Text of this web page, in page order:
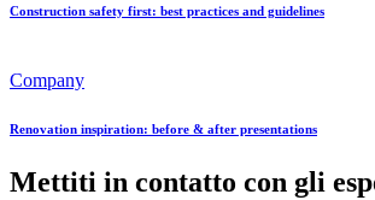
Construction safety first: best practices and guidelines
Company
Renovation inspiration: before & after presentations
Mettiti in contatto con gli